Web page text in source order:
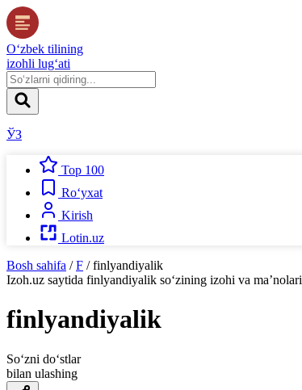
O‘zbek tilining
izohli lug‘ati
ЎЗ
Top 100
Ro‘yxat
Kirish
Lotin.uz
Bosh sahifa / F / finlyandiyalik
Izoh.uz saytida finlyandiyalik so‘zining izohi va ma’nolari
finlyandiyalik
So‘zni do‘stlar
bilan ulashing